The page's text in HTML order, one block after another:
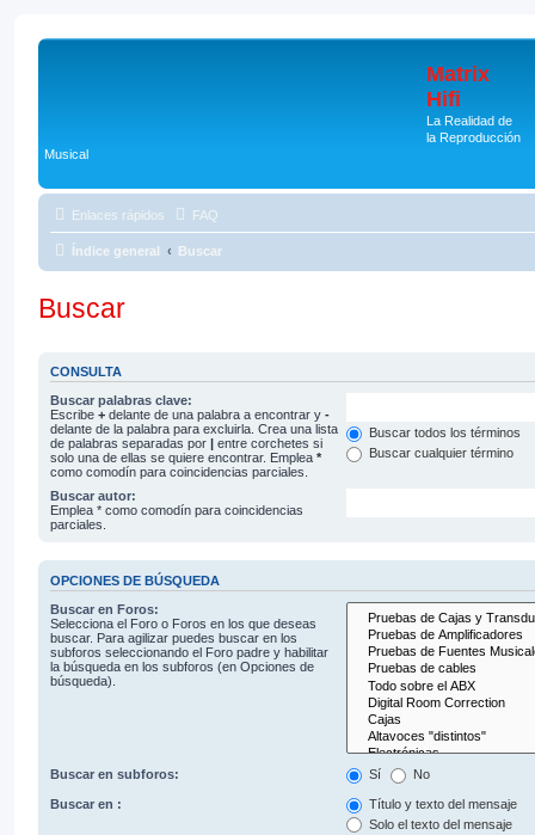
Matrix
Hifi
La Realidad de
la Reproducción
Musical
Enlaces rápidos FAQ
Índice general Buscar
Buscar
CONSULTA
Buscar palabras clave:
Escribe + delante de una palabra a encontrar y -
delante de la palabra para excluirla. Crea una lista
de palabras separadas por
entre corchetes si
solo una de ellas se quiere encontrar. Emplea *
como comodín para coincidencias parciales.
Buscar todos los términos
Buscar cualquier término
Buscar autor:
Emplea * como comodín para coincidencias
parciales.
OPCIONES DE BÚSQUEDA
Buscar en Foros:
Selecciona el Foro o Foros en los que deseas
buscar. Para agilizar puedes buscar en los
subforos seleccionando el Foro padre y habilitar
la búsqueda en los subforos (en Opciones de
búsqueda).
Buscar en subforos: Sí No
Buscar en :
Título y texto del mensaje
Solo el texto del mensaje